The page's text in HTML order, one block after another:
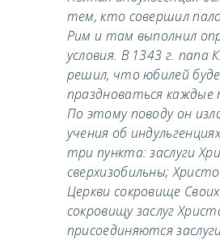
тем, кто совершил
Рим и там выполнил
условия. В 1343 г. папа
решил, что юбилей
праздноваться
По этому поводу он
учения об
три пункта: заслуги
сверхизобильны;
Церкви сокровище
сокровищу заслуг
присоединяются